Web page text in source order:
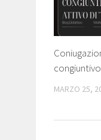
congiuntivo
MARZO 25,